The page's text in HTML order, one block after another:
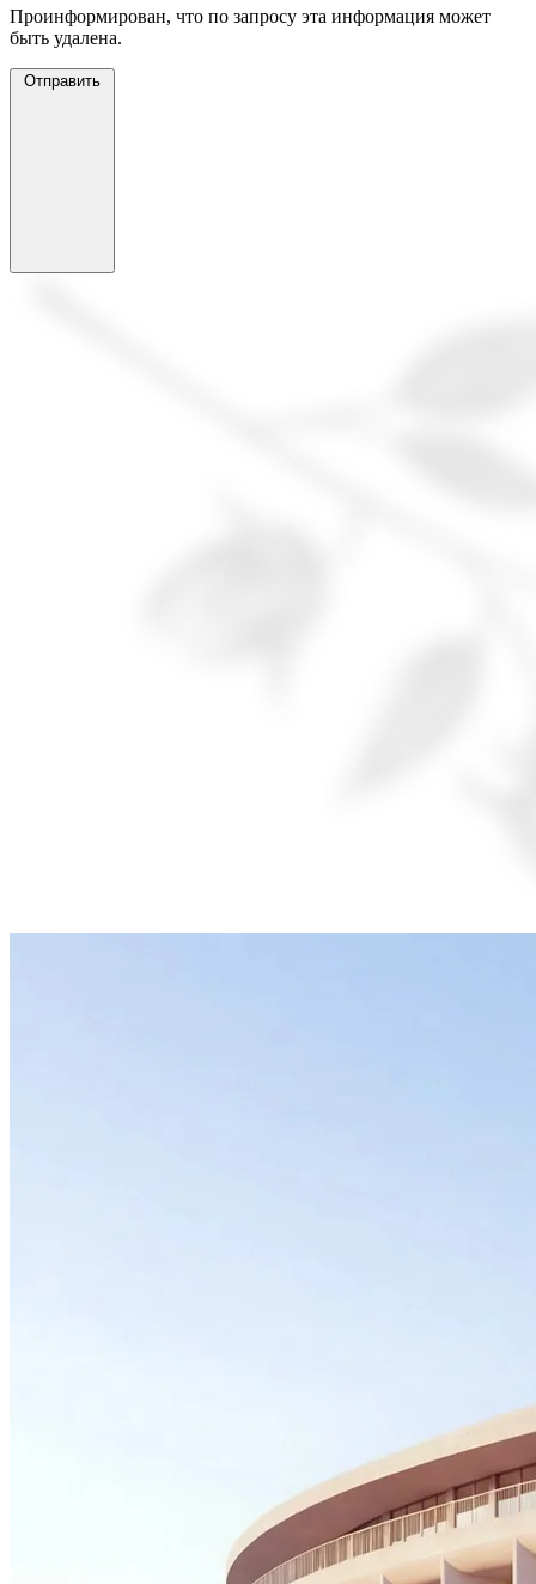
Проинформирован, что по запросу эта информация может
быть удалена.
Отправить